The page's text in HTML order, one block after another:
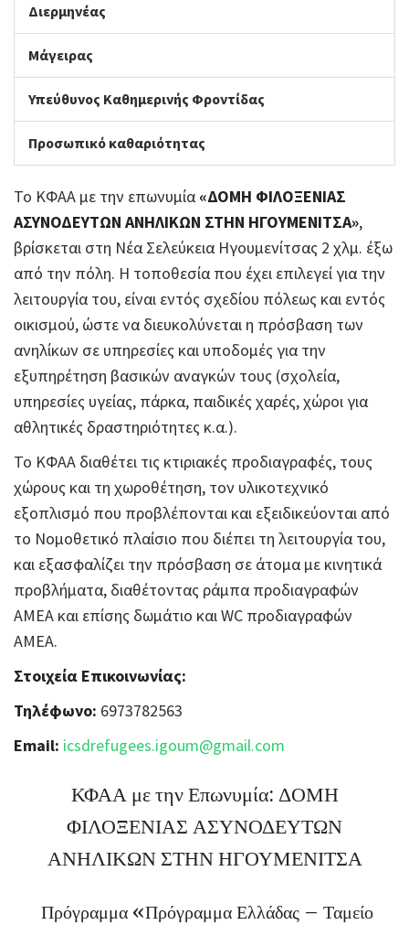
Διερμηνέας
Μάγειρας
Υπεύθυνος Καθημερινής Φροντίδας
Προσωπικό καθαριότητας
Το ΚΦΑΑ με την επωνυμία«ΔΟΜΗ ΦΙΛΟΞΕΝΙΑΣ
ΑΣΥΝΟΔΕΥΤΩΝ ΑΝΗΛΙKΩΝ ΣΤΗΝ ΗΓΟΥΜΕΝΙΤΣΑ»,
βρίσκεται στη Νέα Σελεύκεια Ηγουμενίτσας 2 χλμ. έξω
από την πόλη. Η τοποθεσία που έχει επιλεγεί για την
λειτουργία του, είναι εντός σχεδίου πόλεως και εντός
οικισμού, ώστε να διευκολύνεται η πρόσβαση των
ανηλίκων σε υπηρεσίες και υποδομές για την
εξυπηρέτηση βασικών αναγκών τους (σχολεία,
υπηρεσίες υγείας, πάρκα, παιδικές χαρές, χώροι για
αθλητικές δραστηριότητες κ.α.).
Το ΚΦΑΑ διαθέτει τις κτιριακές προδιαγραφές, τους
χώρους και τη χωροθέτηση, τον υλικοτεχνικό
εξοπλισμό που προβλέπονται και εξειδικεύονται από
το Νομοθετικό πλαίσιο που διέπει τη λειτουργία του,
και εξασφαλίζει την πρόσβαση σε άτομα με κινητικά
προβλήματα, διαθέτοντας ράμπα προδιαγραφών
ΑΜΕΑ και επίσης δωμάτιο και WC προδιαγραφών
ΑΜΕΑ.
Στοιχεία Επικοινωνίας:
Τηλέφωνο: 6973782563
Email: icsdrefugees.igoum@gmail.com
ΚΦΑΑ με την Επωνυμία: ΔΟΜΗ
ΦΙΛΟΞΕΝΙΑΣ ΑΣΥΝΟΔΕΥΤΩΝ
ΑΝΗΛΙΚΩΝ ΣΤΗΝ ΗΓΟΥΜΕΝΙΤΣΑ
Πρόγραμμα «Πρόγραμμα Ελλάδας – Ταμείο